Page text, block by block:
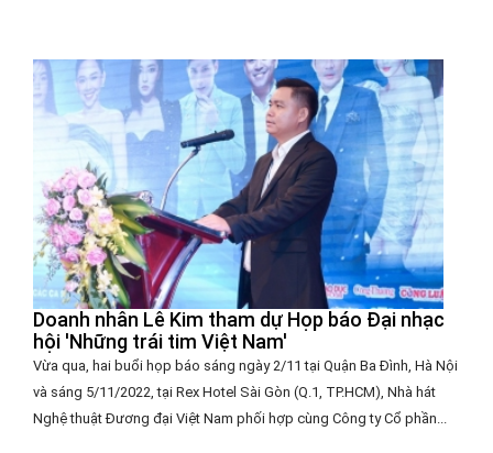
Doanh nhân Lê Kim tham dự Họp báo Đại nhạc
hội 'Những trái tim Việt Nam'
Vừa qua, hai buổi họp báo sáng ngày 2/11 tại Quận Ba Đình, Hà Nội
và sáng 5/11/2022, tại Rex Hotel Sài Gòn (Q.1, TP.HCM), Nhà hát
Nghệ thuật Đương đại Việt Nam phối hợp cùng Công ty Cổ phần...